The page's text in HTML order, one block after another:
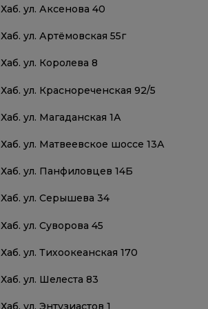
Хаб. ул. Аксенова 40
Хаб. ул. Артёмовская 55г
Хаб. ул. Королева 8
Хаб. ул. Краснореченская 92/5
Хаб. ул. Магаданская 1А
Хаб. ул. Матвеевское шоссе 13А
Хаб. ул. Панфиловцев 14Б
Хаб. ул. Серышева 34
Хаб. ул. Суворова 45
Хаб. ул. Тихоокеанская 170
Хаб. ул. Шелеста 83
Хаб. ул. Энтузиастов 1